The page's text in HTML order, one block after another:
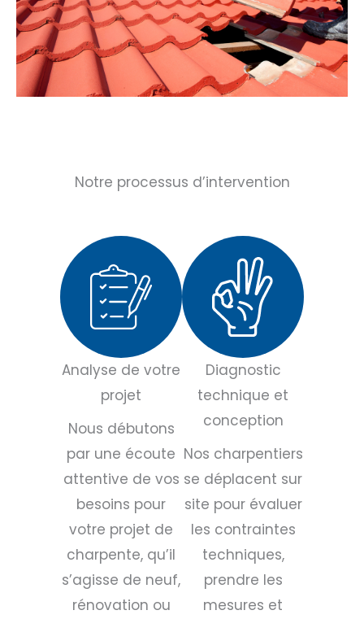
Notre processus d’intervention
Analyse de votre
projet
Nous débutons
par une écoute
attentive de vos
besoins pour
votre projet de
charpente, qu’il
s’agisse de neuf,
rénovation ou
Diagnostic
technique et
conception
Nos charpentiers
se déplacent sur
site pour évaluer
les contraintes
techniques,
prendre les
mesures et